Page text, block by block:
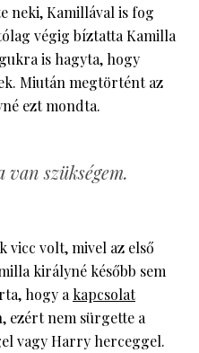
neki, Kamillával is fog
végig bíztatta Kamilla
is hagyta, hogy
Miután megtörtént az
ezt mondta.
szükségem.
vicc volt, mivel az első
királyné később sem
hogy akapcsolat
ezért nem sürgette a
vagy Harry herceggel.